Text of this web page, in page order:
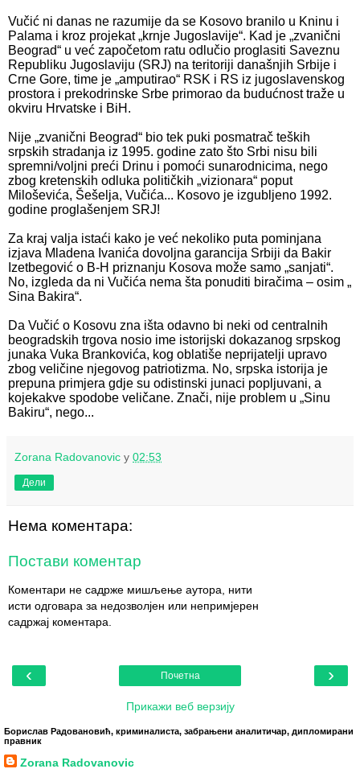
Vučić ni danas ne razumije da se Kosovo branilo u Kninu i
Palama i kroz projekat „krnje Jugoslavije“. Kad je „zvanični
Beograd“ u već započetom ratu odlučio proglasiti Saveznu
Republiku Jugoslaviju (SRJ) na teritoriji današnjih Srbije i
Crne Gore, time je „amputirao“ RSK i RS iz jugoslavenskog
prostora i prekodrinske Srbe primorao da budućnost traže u
okviru Hrvatske i BiH.
Nije „zvanični Beograd“ bio tek puki posmatrač teških
srpskih stradanja iz 1995. godine zato što Srbi nisu bili
spremni/voljni preći Drinu i pomoći sunarodnicima, nego
zbog kretenskih odluka političkih „vizionara“ poput
Miloševića, Šešelja, Vučića... Kosovo je izgubljeno 1992.
godine proglašenjem SRJ!
Za kraj valja istaći kako je već nekoliko puta pominjana
izjava Mladena Ivanića dovoljna garancija Srbiji da Bakir
Izetbegović o B-H priznanju Kosova može samo „sanjati“.
No, izgleda da ni Vučića nema šta ponuditi biračima – osim „
Sina Bakira“.
Da Vučić o Kosovu zna išta odavno bi neki od centralnih
beogradskih trgova nosio ime istorijski dokazanog srpskog
junaka Vuka Brankovića, kog oblatiše neprijatelji upravo
zbog veličine njegovog patriotizma. No, srpska istorija je
prepuna primjera gdje su odistinski junaci popljuvani, a
kojekakve spodobe veličane. Znači, nije problem u „Sinu
Bakiru“, nego...
Zorana Radovanovic у 02:53
Дели
Нема коментара:
Постави коментар
Коментари не садрже мишљење аутора, нити
исти одговара за недозволјен или непримјерен
садржај коментара.
‹ ›
Почетна
Прикажи веб верзију
Борислав Радовановић, криминалиста, забрањени аналитичар, дипломирани
правник
Zorana Radovanovic